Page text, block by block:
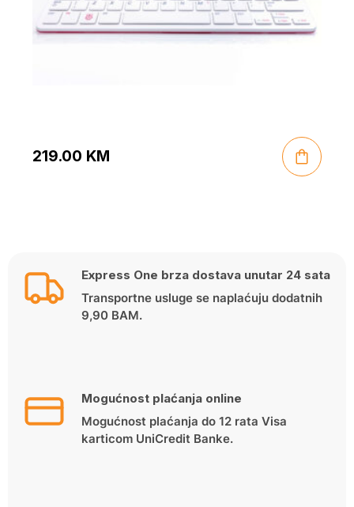
219.00 KM
Express One brza dostava unutar 24 sata
Transportne usluge se naplaćuju dodatnih
9,90 BAM.
Mogućnost plaćanja online
Mogućnost plaćanja do 12 rata Visa
karticom UniCredit Banke.